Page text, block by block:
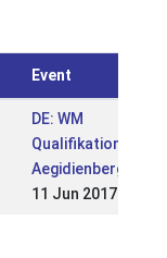
Event
DE: WM
Aegidienberg 2017
11 Jun 2017